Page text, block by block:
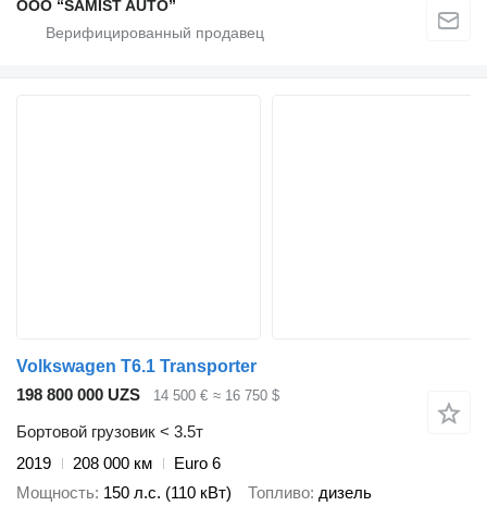
OOO “SAMIST AUTO”
Volkswagen T6.1 Transporter
198 800 000 UZS
14 500 € ≈ 16 750 $
Бортовой грузовик < 3.5т
2019
208 000 км
Euro 6
Мощность 150 л.с. (110 кВт) Топливо дизель